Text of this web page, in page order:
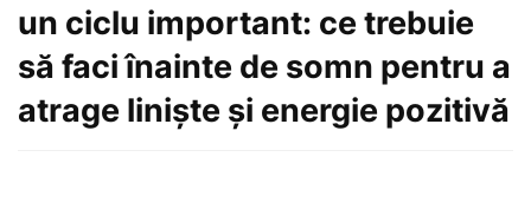
un ciclu important: ce trebuie
să faci înainte de somn pentru a
atrage liniște și energie pozitivă